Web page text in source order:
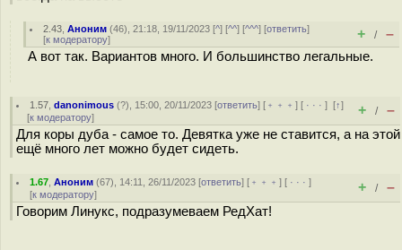
2.43 ,Аноним (46), 21:18, 19/11/2023 [^] [^^] [^^^] [ответить]
[к модератору] + / –
А вот так. Вариантов много. И большинство легальные.
1.57 ,danonimous (?), 15:00, 20/11/2023 [ответить] [ ﹢﹢﹢] [ · · ·][↑]
[к модератору] + / –
Для коры дуба - самое то. Девятка уже не ставится, а на этой
ещё много лет можно будет сидеть.
1.67 ,Аноним (67), 14:11, 26/11/2023 [ответить] [ ﹢﹢﹢] [ · · ·]
[к модератору] + / –
Говорим Линукс, подразумеваем РедХат!